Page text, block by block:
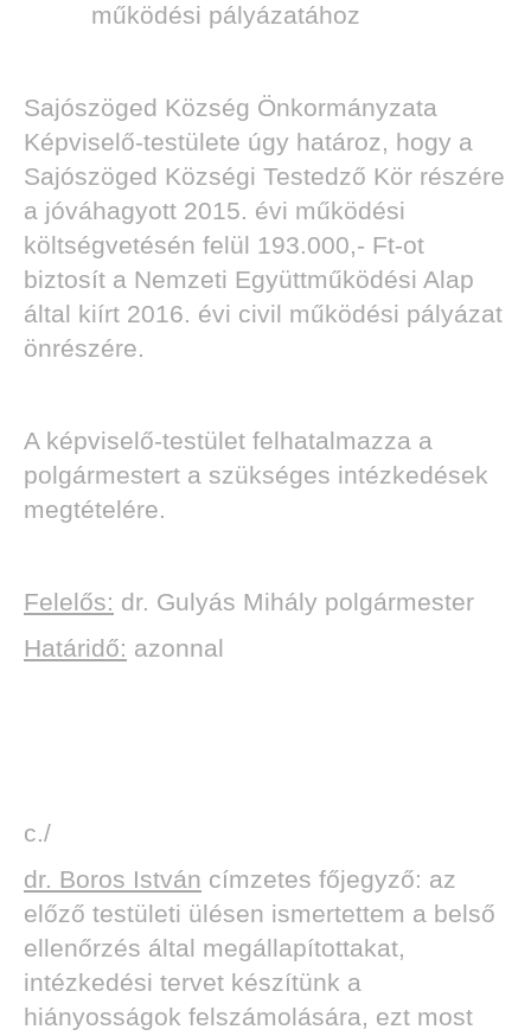
működési pályázatához
Sajószöged Község Önkormányzata
Képviselő-testülete úgy határoz, hogy a
Sajószöged Községi Testedző Kör részére
a jóváhagyott 2015. évi működési
költségvetésén felül 193.000,- Ft-ot
biztosít a Nemzeti Együttműködési Alap
által kiírt 2016. évi civil működési pályázat
önrészére.
A képviselő-testület felhatalmazza a
polgármestert a szükséges intézkedések
megtételére.
Felelős: dr. Gulyás Mihály polgármester
Határidő: azonnal
c./
dr. Boros István címzetes főjegyző: az
előző testületi ülésen ismertettem a belső
ellenőrzés által megállapítottakat,
intézkedési tervet készítünk a
hiányosságok felszámolására, ezt most